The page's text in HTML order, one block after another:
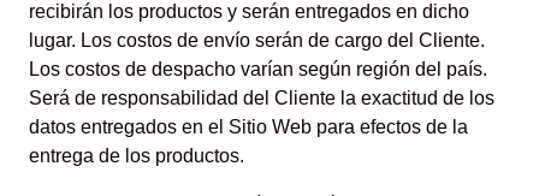
recibirán los productos y serán entregados en dicho
lugar. Los costos de envío serán de cargo del Cliente.
Los costos de despacho varían según región del país.
Será de responsabilidad del Cliente la exactitud de los
datos entregados en el Sitio Web para efectos de la
entrega de los productos.